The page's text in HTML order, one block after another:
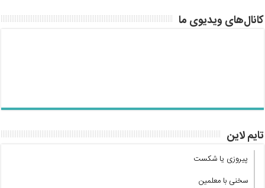
کانال‌های ویدیوی ما
تایم لاین
پیروزی یا شکست
سخنی با معلمین